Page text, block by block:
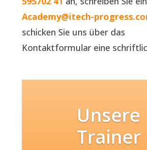
Academy@itech-
schicken Sie uns über das
Kontaktformular eine
Unsere
Trainer